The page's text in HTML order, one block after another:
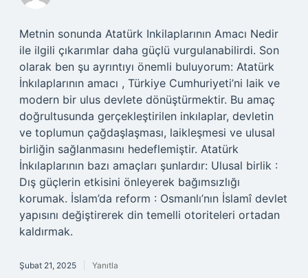
Metnin sonunda Atatürk Inkilaplarının Amacı Nedir
ile ilgili çıkarımlar daha güçlü vurgulanabilirdi. Son
olarak ben şu ayrıntıyı önemli buluyorum: Atatürk
İnkılaplarının amacı , Türkiye Cumhuriyeti’ni laik ve
modern bir ulus devlete dönüştürmektir. Bu amaç
doğrultusunda gerçekleştirilen inkılaplar, devletin
ve toplumun çağdaşlaşması, laikleşmesi ve ulusal
birliğin sağlanmasını hedeflemiştir. Atatürk
İnkılaplarının bazı amaçları şunlardır: Ulusal birlik :
Dış güçlerin etkisini önleyerek bağımsızlığı
korumak. İslam’da reform : Osmanlı’nın İslamî devlet
yapısını değiştirerek din temelli otoriteleri ortadan
kaldırmak.
Şubat 21, 2025 Yanıtla